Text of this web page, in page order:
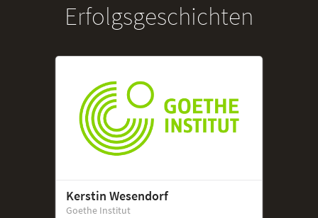
Erfolgsgeschichten
Kerstin Wesendorf
Goethe Institut